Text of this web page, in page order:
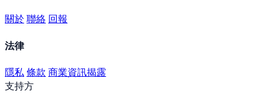
關於聯絡 回報
法律
隱私條款 商業資訊揭露
支持方